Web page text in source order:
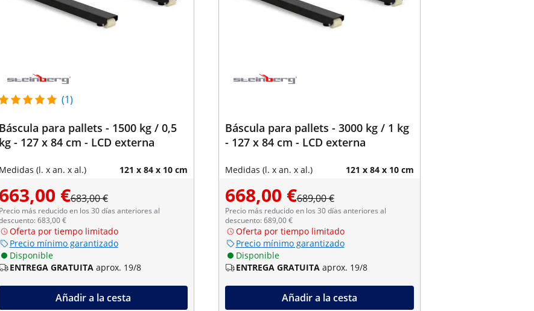
(1)
Báscula para pallets - 1500 kg / 0,5
kg - 127 x 84 cm - LCD externa
Medidas (l. x an. x al.) 121 x 84 x 10 cm
663,00 €683,00 €
Precio más reducido en los 30 días anteriores al
683,00 €
Oferta por tiempo limitado
Precio mínimo garantizado
Disponible
ENTREGA GRATUITA aprox. 19/8
Añadir a la cesta
Báscula para pallets - 3000 kg / 1 kg
- 127 x 84 cm - LCD externa
Medidas (l. x an. x al.) 121 x 84 x 10 cm
668,00 €689,00 €
Precio más reducido en los 30 días anteriores al
descuento: 689,00 €
Oferta por tiempo limitado
Precio mínimo garantizado
Disponible
ENTREGA GRATUITA aprox. 19/8
Añadir a la cesta